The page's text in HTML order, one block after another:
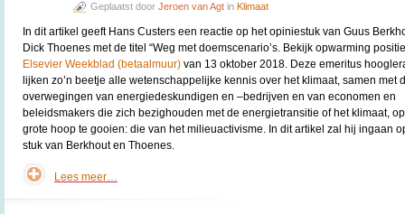
Geplaatst door Jeroen van Agt in Klimaat
In dit artikel geeft Hans Custers een reactie op het opiniestuk van Guus
Dick Thoenes met de titel “Weg met doemscenario’s. Bekijk opwarming
Elsevier Weekblad (betaalmuur) van 13 oktober 2018. Deze emeritus
lijken zo’n beetje alle wetenschappelijke kennis over het klimaat, samen met
overwegingen van energiedeskundigen en –bedrijven en van economen en
beleidsmakers die zich bezighouden met de energietransitie of het klimaat,
grote hoop te gooien: die van het milieuactivisme. In dit artikel zal hij ingaan
stuk van Berkhout en Thoenes.
Lees meer…